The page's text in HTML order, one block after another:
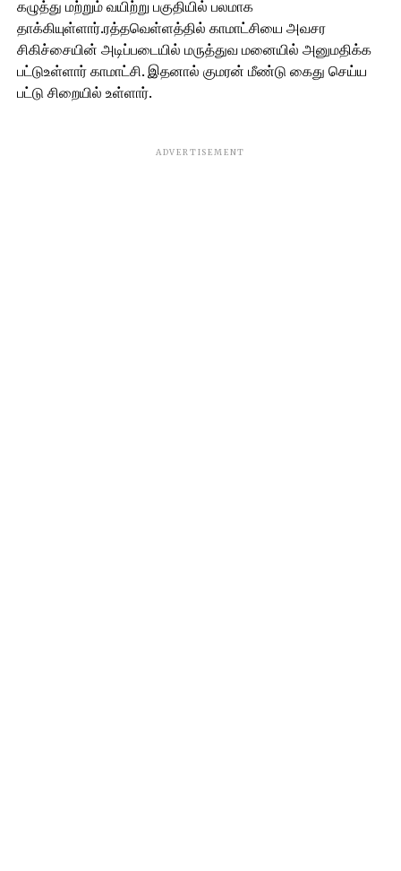
கழுத்து மற்றும் வயிற்று பகுதியில் பலமாக
தாக்கியுள்ளார்.ரத்தவெள்ளத்தில் காமாட்சியை அவசர
சிகிச்சையின் அடிப்படையில் மருத்துவ மனையில் அனுமதிக்க
பட்டுஉள்ளார் காமாட்சி. இதனால் குமரன் மீண்டு கைது செய்ய
பட்டு சிறையில் உள்ளார்.
ADVERTISEMENT